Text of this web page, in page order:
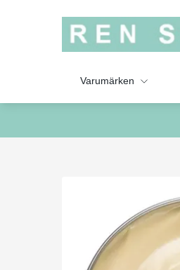
Varumärken